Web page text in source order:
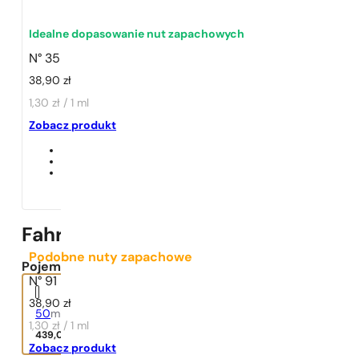
1 - 3 szt.
Idealne dopasowanie nut zapachowych
N° 35
38,90zł
1,30 zł / 1 ml
Zobacz produkt
Podobne nuty zapachowe
N° 91
38,90zł
1,30 zł / 1 ml
Zobacz produkt
Fahrenheit
Pojemność:
50ml
439,00